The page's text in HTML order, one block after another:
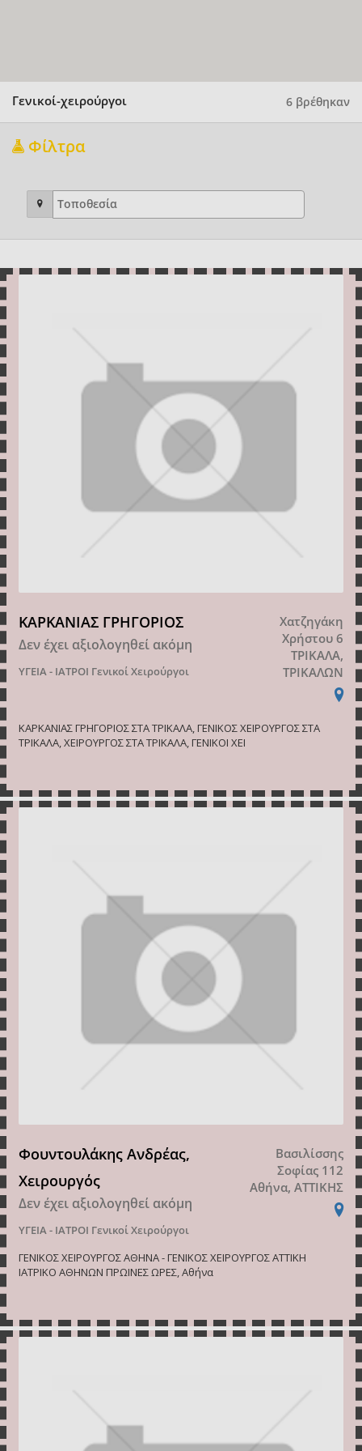
Γενικοί-χειρούργοι 6 βρέθηκαν
Φίλτρα
ΚΑΡΚΑΝΙΑΣ ΓΡΗΓΟΡΙΟΣ
Δεν έχει αξιολογηθεί ακόμη
ΥΓΕΙΑ - ΙΑΤΡΟΙ Γενικοί Χειρούργοι
Χατζηγάκη
Χρήστου 6
ΤΡΙΚΑΛΑ,
ΤΡΙΚΑΛΩΝ
ΚΑΡΚΑΝΙΑΣ ΓΡΗΓΟΡΙΟΣ ΣΤΑ ΤΡΙΚΑΛΑ, ΓΕΝΙΚΟΣ ΧΕΙΡΟΥΡΓΟΣ ΣΤΑ
ΤΡΙΚΑΛΑ, ΧΕΙΡΟΥΡΓΟΣ ΣΤΑ ΤΡΙΚΑΛΑ, ΓΕΝΙΚΟΙ ΧΕΙ
Φουντουλάκης Ανδρέας,
Χειρουργός
Δεν έχει αξιολογηθεί ακόμη
ΥΓΕΙΑ - ΙΑΤΡΟΙ Γενικοί Χειρούργοι
Βασιλίσσης
Σοφίας 112
Αθήνα, ΑΤΤΙΚΗΣ
ΓΕΝΙΚΟΣ ΧΕΙΡΟΥΡΓΟΣ ΑΘΗΝΑ - ΓΕΝΙΚΟΣ ΧΕΙΡΟΥΡΓΟΣ ΑΤΤΙΚΗ
ΙΑΤΡΙΚΟ ΑΘΗΝΩΝ ΠΡΩΙΝΕΣ ΩΡΕΣ, Αθήνα